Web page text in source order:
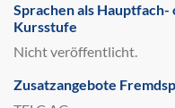
Sprachen als
Kursstufe
Nicht veröffentlicht.
Zusatzangebote